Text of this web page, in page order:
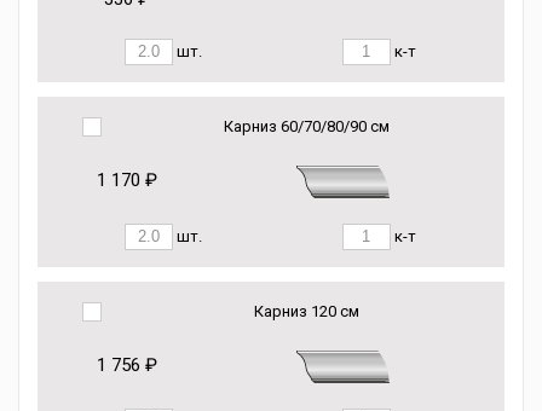
шт. к-т
Карниз 60/70/80/90 см
1 170 ₽
шт. к-т
Карниз 120 см
1 756 ₽